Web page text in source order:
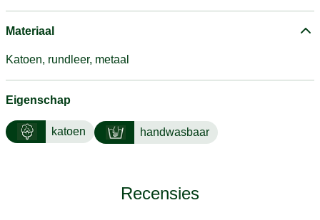
Materiaal
Katoen, rundleer, metaal
Eigenschap
katoen handwasbaar
Recensies